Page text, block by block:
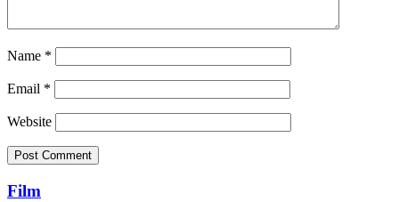
Name *
Email *
Website
Film